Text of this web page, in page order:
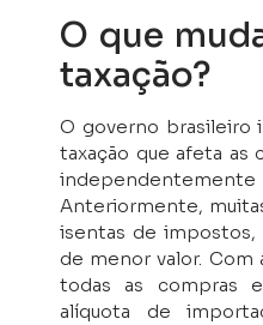
O que
taxação?
O governo brasileiro
taxação que afeta as
Anteriormente,
isentas de impostos,
de menor valor. Com
todas as compras
alíquota de